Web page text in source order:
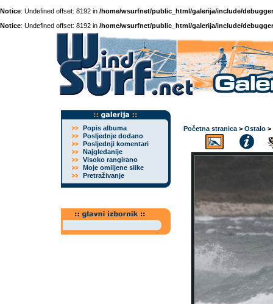
Notice: Undefined offset: 8192 in /home/wsurfnet/public_html/galerija/include/
Notice: Undefined offset: 8192 in /home/wsurfnet/public_html/galerija/include/
Popis albuma
Posljednje dodano
Posljednji komentari
Najgledanije
Visoko rangirano
Moje omiljene slike
Pretraživanje
Početna stranica > Ostalo >